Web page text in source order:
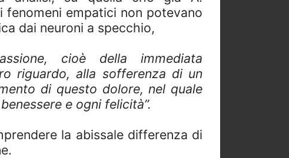
empatici non potevano
dai neuroni a specchio,
cioè della immediata
riguardo, alla sofferenza di un
di questo dolore, nel quale
e ogni felicità”.
la abissale differenza di